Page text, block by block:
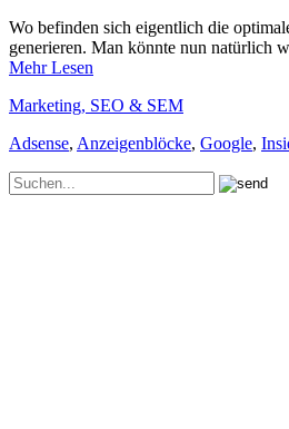
Wo befinden sich eigentlich die
generieren. Man könnte nun natürlich
Mehr Lesen
Marketing, SEO & SEM
Adsense, Anzeigenblöcke, Google,